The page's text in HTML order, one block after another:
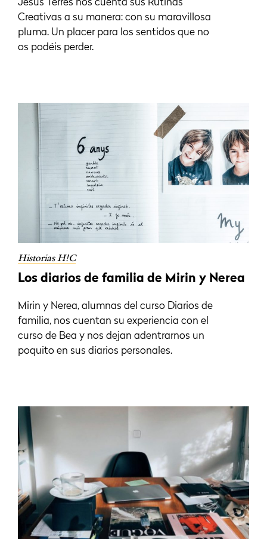
Jesús Terrés nos cuenta sus Rutinas
Creativas a su manera: con su maravillosa
pluma. Un placer para los sentidos que no
os podéis perder.
Historias H!C
Los diarios de familia de Mirin y Nerea
Mirin y Nerea, alumnas del curso Diarios de
familia, nos cuentan su experiencia con el
curso de Bea y nos dejan adentrarnos un
poquito en sus diarios personales.